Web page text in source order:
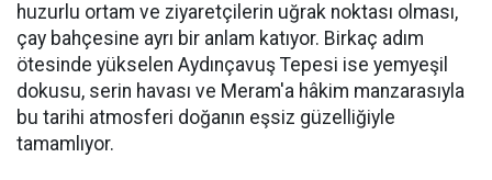
huzurlu ortam ve ziyaretçilerin uğrak noktası olması,
çay bahçesine ayrı bir anlam katıyor. Birkaç adım
ötesinde yükselen Aydınçavuş Tepesi ise yemyeşil
dokusu, serin havası ve Meram'a hâkim manzarasıyla
bu tarihi atmosferi doğanın eşsiz güzelliğiyle
tamamlıyor.